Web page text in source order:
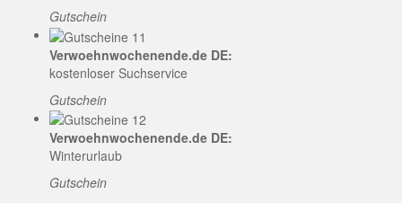
Gutschein
Verwoehnwochenende.de DE:
kostenloser Suchservice
Gutschein
Verwoehnwochenende.de DE:
Winterurlaub
Gutschein